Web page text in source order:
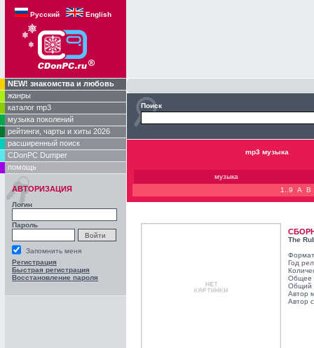
Русский English
NEW! знакомства и любовь
жанры
каталог mp3
музыка поколений
рейтинги, чарты и хиты 2026
расширенный поиск
CDonPC Dumper
помощь
АВТОРИЗАЦИЯ
Логин
Пароль
Запомнить меня
Регистрация
Быстрая регистрация
Восстановление пароля
Поиск
mp3 музыка
музыка
1..9
A B
The
Год
Общее
Общий
Автор
Автор